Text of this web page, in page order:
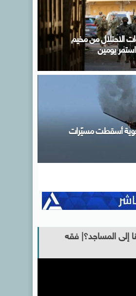
لتعزيز الشراكة
التنفيذى لمشروعات
المنفذة
إلى المساجد؟| فقه